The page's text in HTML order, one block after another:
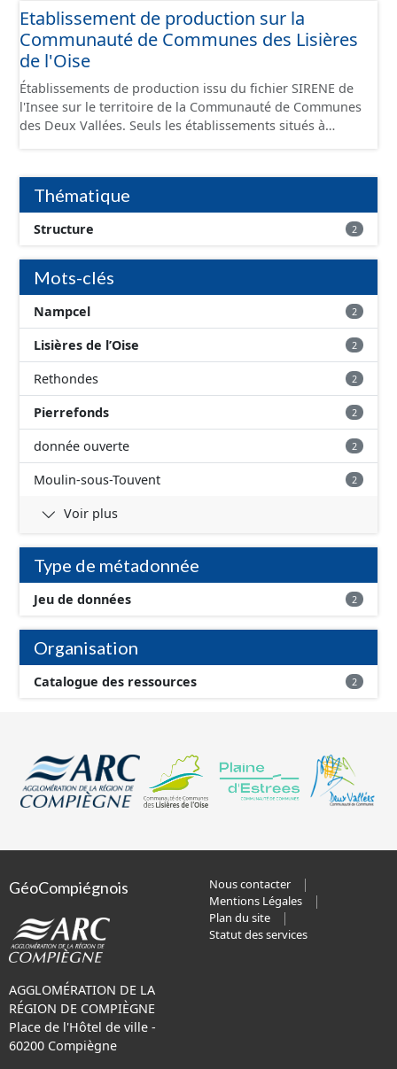
Etablissement de production sur la
Communauté de Communes des Lisières
de l'Oise
Établissements de production issu du fichier SIRENE de
l'Insee sur le territoire de la Communauté de Communes
des Deux Vallées. Seuls les établissements situés à
conformément aux prescriptions du standard CNIG Sites
Économiques. Ce lot ne contient pas la référence aux
terrains à vocation économique à ce jour. Il est filtré au-
delà des prescriptions du CNIG se limitant aux SCI.
Thématique
Structure 2
Mots-clés
Nampcel 2
Lisières de l’Oise 2
Rethondes 2
Pierrefonds 2
donnée ouverte 2
Moulin-sous-Touvent 2
Voir plus
Type de métadonnée
Jeu de données 2
Organisation
Catalogue des ressources 2
GéoCompiégnois
AGGLOMÉRATION DE LA
RÉGION DE COMPIÈGNE
Place de l'Hôtel de ville -
60200 Compiègne
Nous contacter
Mentions Légales
Plan du site
Statut des services